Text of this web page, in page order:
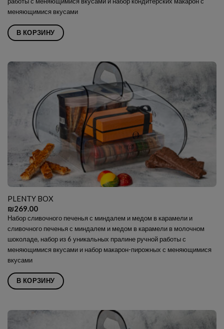
меняющимися вкусами
В КОРЗИНУ
PLENTY BOX
₪269.00
Набор сливочного печенья с миндалем и медом в карамели и
сливочного печенья с миндалем и медом в карамели в молочном
шоколаде, набор из 6 уникальных пралине ручной работы с
меняющимися вкусами и набор макарон-пирожных с меняющимися
вкусами
В КОРЗИНУ